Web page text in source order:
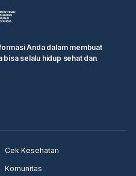
Anda dalam membuat
bisa selalu hidup sehat dan
Cek Kesehatan
Komunitas